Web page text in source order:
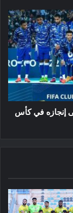
إنجازه في كأس